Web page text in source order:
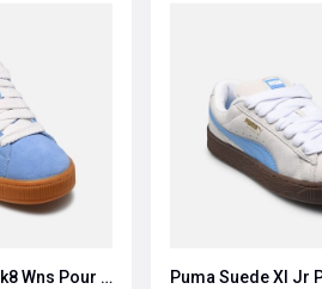
Puma Suede Xl Sk8 Wns Pour Femme Puma Suede Xl Jr